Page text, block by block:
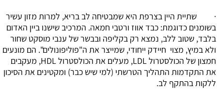
· שתיית היין בצרפת היא שמבטיחה לב בריא, למרות מזון עשיר
בשומנים כדוגמת: כבד אווז ורטבי חמאה. המרכיב שישנו ביין האדום
בלבד, שטוב ללב, נמצא רק בקליפה ובבשר של ענבי מוסקט שחור
ולא במיץ, מצוי חיידק ייחודי, שמייצר את ה"פוליפונולים". הם מונעים
חמצון של הכולסטרול LDL, מעלים את הכולסטרול HDL, מעקבים
את התקדמות התהליך הטרשתי (למי שיש כבר) ומקטינים את הסיכון
ללקות בהתקף לב.